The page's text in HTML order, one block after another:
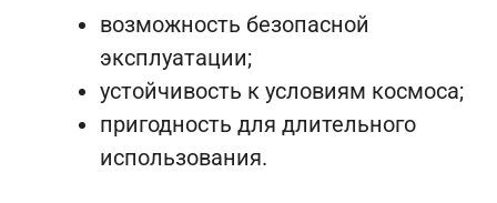
возможность безопасной
эксплуатации;
устойчивость к условиям космоса;
пригодность для длительного
использования.